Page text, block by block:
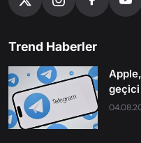
Trend Haberler
geçici